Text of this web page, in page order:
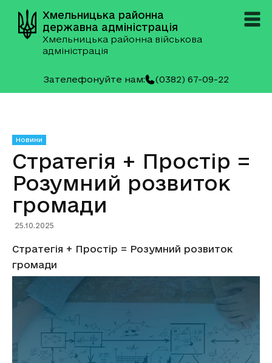
Хмельницька районна
державна адміністрація
Хмельницька районна військова
адміністрація
Зателефонуйте нам: (0382) 67-09-22
Новини
Стратегія + Простір =
Розумний розвиток
громади
25.10.2025
Стратегія + Простір = Розумний розвиток
громади